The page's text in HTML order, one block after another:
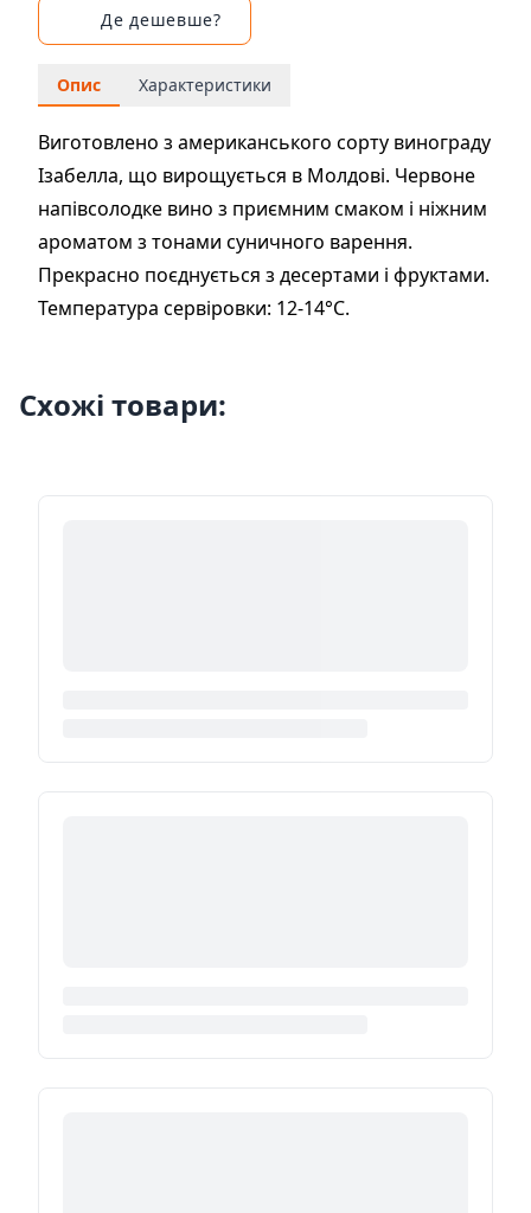
Де дешевше?
Опис Характеристики
Виготовлено з американського сорту винограду
Ізабелла, що вирощується в Молдові. Червоне
напівсолодке вино з приємним смаком і ніжним
ароматом з тонами суничного варення.
Прекрасно поєднується з десертами і фруктами.
Температура сервіровки: 12-14°С.
Схожі товари: